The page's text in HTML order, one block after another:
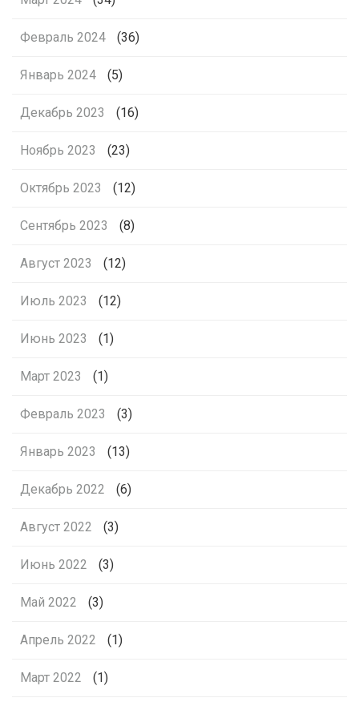
Февраль 2024 (36)
Январь 2024 (5)
Декабрь 2023 (16)
Ноябрь 2023 (23)
Октябрь 2023 (12)
Сентябрь 2023 (8)
Август 2023 (12)
Июль 2023 (12)
Июнь 2023 (1)
Март 2023 (1)
Февраль 2023 (3)
Январь 2023 (13)
Декабрь 2022 (6)
Август 2022 (3)
Июнь 2022 (3)
Май 2022 (3)
Апрель 2022 (1)
Март 2022 (1)